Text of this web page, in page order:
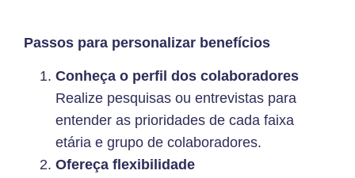
Passos para personalizar benefícios
Conheça o perfil dos colaboradores
Realize pesquisas ou entrevistas para
entender as prioridades de cada faixa
etária e grupo de colaboradores.
Ofereça flexibilidade